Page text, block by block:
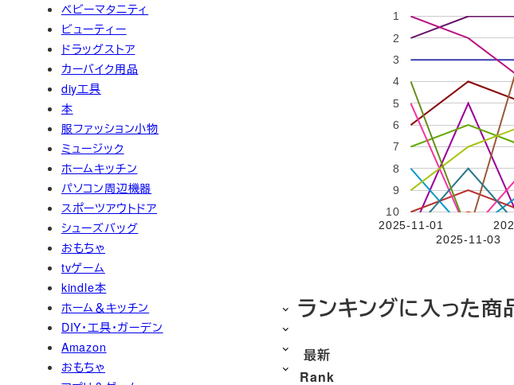
2025-11-01
2025-11-03
1
2
3
4
5
6
7
8
9
10
ランキングに入った商
最新
Rank
ベビーマタニティ
ビューティー
ドラッグストア
カーバイク用品
diy工具
本
服ファッション小物
ミュージック
ホームキッチン
パソコン周辺機器
スポーツアウトドア
シューズバッグ
おもちゃ
tvゲーム
kindle本
ホーム＆キッチン
DIY・工具・ガーデン
Amazon
おもちゃ